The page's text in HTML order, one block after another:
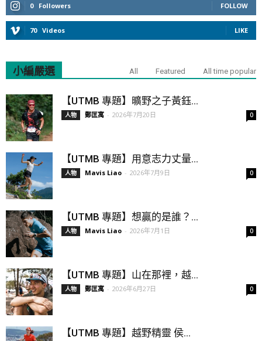
0 Followers FOLLOW
70 Videos LIKE
小編嚴選 All Featured All time popular
【UTMB 專題】曠野之子黃鈺...
人物 鄭匡寓 - 2026年7月20日 0
【UTMB 專題】用意志力丈量...
人物 Mavis Liao - 2026年7月9日 0
【UTMB 專題】想贏的是誰？...
人物 Mavis Liao - 2026年7月1日 0
【UTMB 專題】山在那裡，越...
人物 鄭匡寓 - 2026年6月27日 0
【UTMB 專題】越野精靈 侯...